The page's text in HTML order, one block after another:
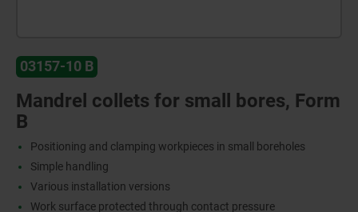
03157-10 B
Mandrel collets for small bores, Form
B
Positioning and clamping workpieces in small boreholes
Simple handling
Various installation versions
Work surface protected through contact pressure